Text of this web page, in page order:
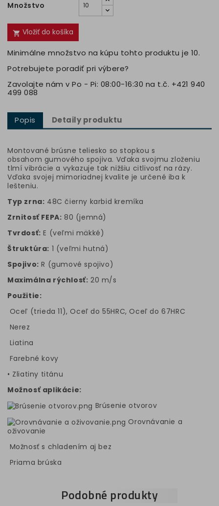
Množstvo
 Vložiť do košíka
Minimálne množstvo na kúpu tohto produktu je 10.
Potrebujete poradiť pri výbere?
Zavolajte nám v Po - Pi: 08:00-16:30 na t.č. +421 940
499 088
Popis Detaily produktu
Montované brúsne teliesko so stopkou s
obsahom gumového spojiva. Vďaka svojmu zloženiu
tlmí vibrácie a vykazuje tak nižšiu citlivosť na rázy.
Vďaka svojej mimoriadnej kvalite je určené iba k
lešteniu.
Typ zrna: 48C čierny karbid kremíka
Zrnitosť FEPA: 80 (jemná)
Tvrdosť: E (veľmi mäkké)
Štruktúra: 1 (veľmi hutná)
Spojivo: R (gumové spojivo)
Maximálna rýchlosť: 20 m/s
Použitie:
Oceľ (trieda 11), Oceľ do 55HRC, Oceľ do 67HRC
Nerez
Liatina
Farebné kovy
• Zliatiny titánu
Možnosť aplikácie:
Brúsenie otvorov
Orovnávanie a
oživovanie
Možnosť s chladením aj bez
Priama brúska
Podobné produkty